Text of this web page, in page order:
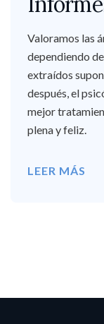
Valoramos las
dependiendo
extraídos
después, el
mejor
plena y feliz.
LEER MÁS